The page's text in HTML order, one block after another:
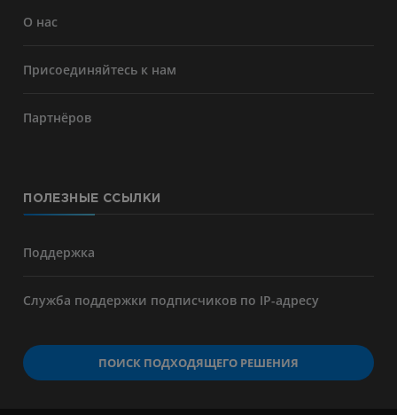
О нас
Присоединяйтесь к нам
Партнёров
ПОЛЕЗНЫЕ ССЫЛКИ
Поддержка
Служба поддержки подписчиков по IP-адресу
ПОИСК ПОДХОДЯЩЕГО РЕШЕНИЯ